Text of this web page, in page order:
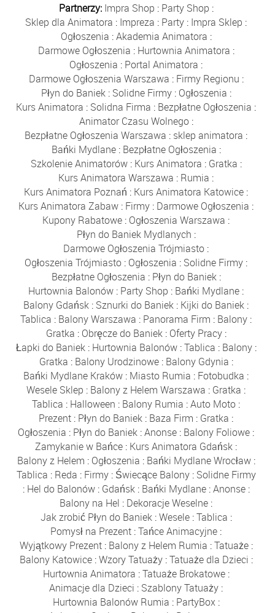
Partnerzy: Impra Shop : Party Shop :
Sklep dla Animatora : Impreza : Party : Impra Sklep :
Ogłoszenia :Akademia Animatora :
Darmowe Ogłoszenia : Hurtownia Animatora :
Ogłoszenia : Portal Animatora :
Darmowe Ogłoszenia Warszawa : Firmy Regionu :
Płyn do Baniek: Solidne Firmy: Ogłoszenia :
Kurs Animatora : Solidna Firma : Bezpłatne Ogłoszenia :
Animator Czasu Wolnego:
Bezpłatne Ogłoszenia Warszawa : sklep animatora :
Bańki Mydlane: Bezpłatne Ogłoszenia :
Szkolenie Animatorów: Kurs Animatora : Gratka :
Kurs Animatora Warszawa : Rumia :
Kurs Animatora Poznań : Kurs Animatora Katowice :
Kurs Animatora Zabaw : Firmy : Darmowe Ogłoszenia :
Kupony Rabatowe : Ogłoszenia Warszawa :
Płyn do Baniek Mydlanych :
Darmowe Ogłoszenia Trójmiasto :
Ogłoszenia Trójmiasto : Ogłoszenia : Solidne Firmy :
Bezpłatne Ogłoszenia : Płyn do Baniek:
Hurtownia Balonów : Party Shop : Bańki Mydlane :
Balony Gdańsk : Sznurki do Baniek : Kijki do Baniek :
Tablica : Balony Warszawa : Panorama Firm : Balony :
Gratka : Obręcze do Baniek: Oferty Pracy:
Łapki do Baniek: Hurtownia Balonów:Tablica : Balony:
Gratka : Balony Urodzinowe: Balony Gdynia :
Bańki Mydlane Kraków : Miasto Rumia : Fotobudka :
Wesele Sklep : Balony z Helem Warszawa : Gratka :
Tablica : Halloween : Balony Rumia :Auto Moto :
Prezent : Płyn do Baniek : Baza Firm : Gratka :
Ogłoszenia : Płyn do Baniek :Anonse : Balony Foliowe :
Zamykanie w Bańce : Kurs Animatora Gdańsk :
Balony z Helem : Ogłoszenia : Bańki Mydlane Wrocław:
Tablica : Reda : Firmy: Świecące Balony: Solidne Firmy
: Hel do Balonów: Gdańsk: Bańki Mydlane:Anonse:
Balony na Hel : Dekoracje Weselne :
Jak zrobić Płyn do Baniek:Wesele:Tablica :
Pomysł na Prezent :Tańce Animacyjne :
Wyjątkowy Prezent: Balony z Helem Rumia :Tatuaże:
Balony Katowice:Wzory Tatuaży:Tatuaże dla Dzieci :
Hurtownia Animatora :Tatuaże Brokatowe:
Animacje dla Dzieci : Szablony Tatuaży :
Hurtownia Balonów Rumia : PartyBox: